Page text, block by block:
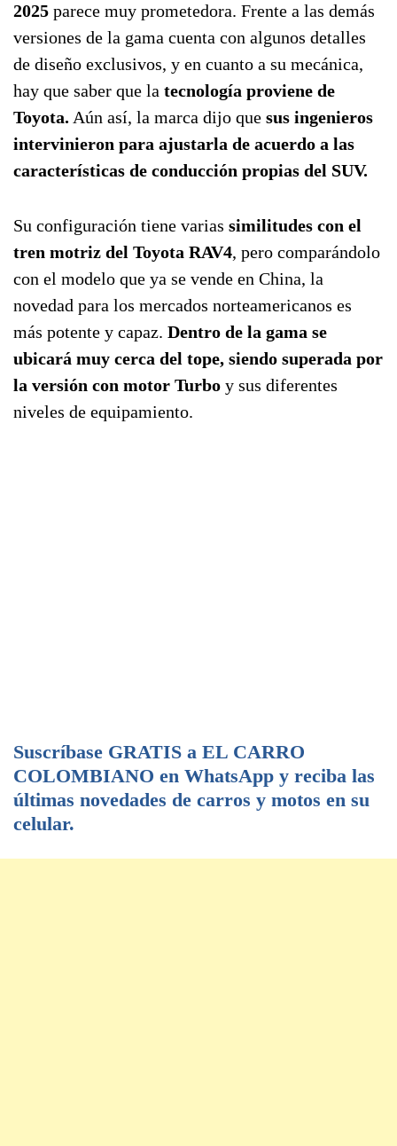
2025 parece muy prometedora. Frente a las demás
versiones de la gama cuenta con algunos detalles
de diseño exclusivos, y en cuanto a su mecánica,
hay que saber que la tecnología proviene de
Toyota. Aún así, la marca dijo que sus ingenieros
intervinieron para ajustarla de acuerdo a las
características de conducción propias del SUV.
Su configuración tiene varias similitudes con el
tren motriz del Toyota RAV4, pero comparándolo
con el modelo que ya se vende en China, la
novedad para los mercados norteamericanos es
más potente y capaz. Dentro de la gama se
ubicará muy cerca del tope, siendo superada por
la versión con motor Turbo y sus diferentes
niveles de equipamiento.
Suscríbase GRATIS a EL CARRO
COLOMBIANO en WhatsApp y reciba las
últimas novedades de carros y motos en su
celular.